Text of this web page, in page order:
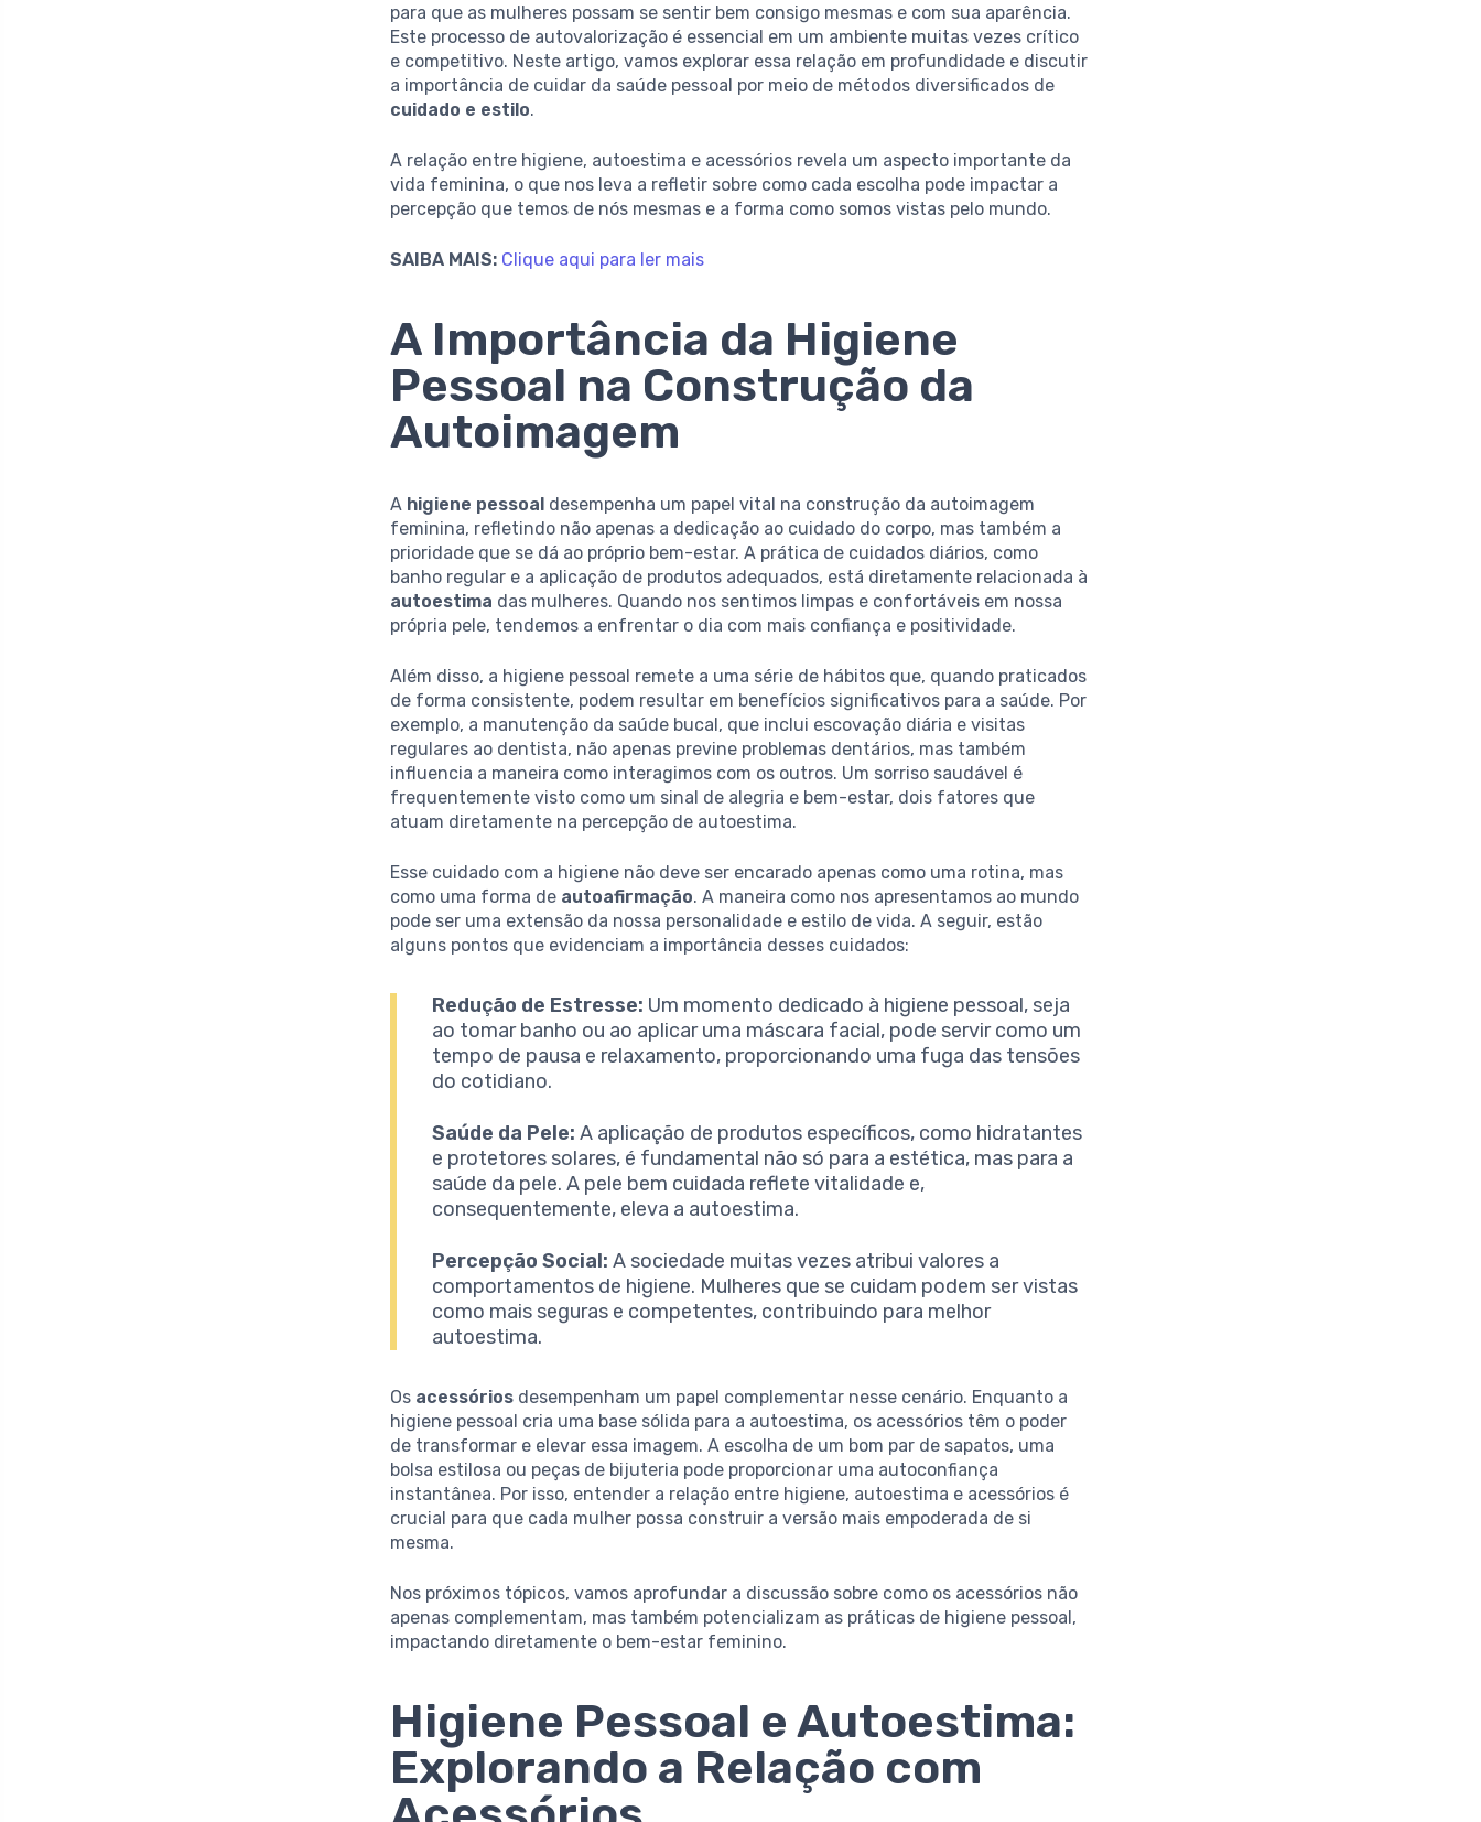
para que as mulheres possam se sentir bem consigo mesmas e com sua aparência.
Este processo de autovalorização é essencial em um ambiente muitas vezes crítico
e competitivo. Neste artigo, vamos explorar essa relação em profundidade e discutir
a importância de cuidar da saúde pessoal por meio de métodos diversificados de
cuidado e estilo.
A relação entre higiene, autoestima e acessórios revela um aspecto importante da
vida feminina, o que nos leva a refletir sobre como cada escolha pode impactar a
percepção que temos de nós mesmas e a forma como somos vistas pelo mundo.
SAIBA MAIS: Clique aqui para ler mais
A Importância da Higiene
Pessoal na Construção da
Autoimagem
A higiene pessoal desempenha um papel vital na construção da autoimagem
feminina, refletindo não apenas a dedicação ao cuidado do corpo, mas também a
prioridade que se dá ao próprio bem-estar. A prática de cuidados diários, como
banho regular e a aplicação de produtos adequados, está diretamente relacionada à
autoestima das mulheres. Quando nos sentimos limpas e confortáveis em nossa
própria pele, tendemos a enfrentar o dia com mais confiança e positividade.
Além disso, a higiene pessoal remete a uma série de hábitos que, quando praticados
de forma consistente, podem resultar em benefícios significativos para a saúde. Por
exemplo, a manutenção da saúde bucal, que inclui escovação diária e visitas
regulares ao dentista, não apenas previne problemas dentários, mas também
influencia a maneira como interagimos com os outros. Um sorriso saudável é
frequentemente visto como um sinal de alegria e bem-estar, dois fatores que
atuam diretamente na percepção de autoestima.
Esse cuidado com a higiene não deve ser encarado apenas como uma rotina, mas
como uma forma de autoafirmação. A maneira como nos apresentamos ao mundo
pode ser uma extensão da nossa personalidade e estilo de vida. A seguir, estão
alguns pontos que evidenciam a importância desses cuidados:
Redução de Estresse: Um momento dedicado à higiene pessoal, seja
ao tomar banho ou ao aplicar uma máscara facial, pode servir como um
tempo de pausa e relaxamento, proporcionando uma fuga das tensões
do cotidiano.
Saúde da Pele: A aplicação de produtos específicos, como hidratantes
e protetores solares, é fundamental não só para a estética, mas para a
saúde da pele. A pele bem cuidada reflete vitalidade e,
consequentemente, eleva a autoestima.
Percepção Social: A sociedade muitas vezes atribui valores a
comportamentos de higiene. Mulheres que se cuidam podem ser vistas
como mais seguras e competentes, contribuindo para melhor
autoestima.
Os acessórios desempenham um papel complementar nesse cenário. Enquanto a
higiene pessoal cria uma base sólida para a autoestima, os acessórios têm o poder
de transformar e elevar essa imagem. A escolha de um bom par de sapatos, uma
bolsa estilosa ou peças de bijuteria pode proporcionar uma autoconfiança
instantânea. Por isso, entender a relação entre higiene, autoestima e acessórios é
crucial para que cada mulher possa construir a versão mais empoderada de si
mesma.
Nos próximos tópicos, vamos aprofundar a discussão sobre como os acessórios não
apenas complementam, mas também potencializam as práticas de higiene pessoal,
impactando diretamente o bem-estar feminino.
Higiene Pessoal e Autoestima:
Explorando a Relação com